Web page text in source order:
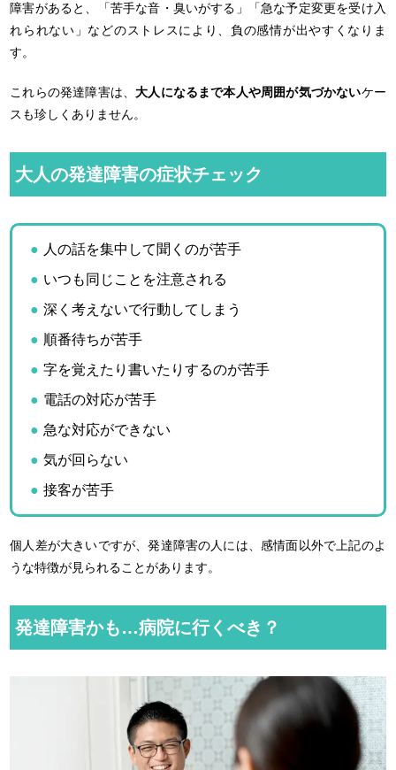
障害があると、「苦手な音・臭いがする」「急な予定変更を受け入
れられない」などのストレスにより、負の感情が出やすくなりま
す。
これらの発達障害は、大人になるまで本人や周囲が気づかないケー
スも珍しくありません。
大人の発達障害の症状チェック
人の話を集中して聞くのが苦手
いつも同じことを注意される
深く考えないで行動してしまう
順番待ちが苦手
字を覚えたり書いたりするのが苦手
電話の対応が苦手
急な対応ができない
気が回らない
接客が苦手
個人差が大きいですが、発達障害の人には、感情面以外で上記のよ
うな特徴が見られることがあります。
発達障害かも…病院に行くべき？